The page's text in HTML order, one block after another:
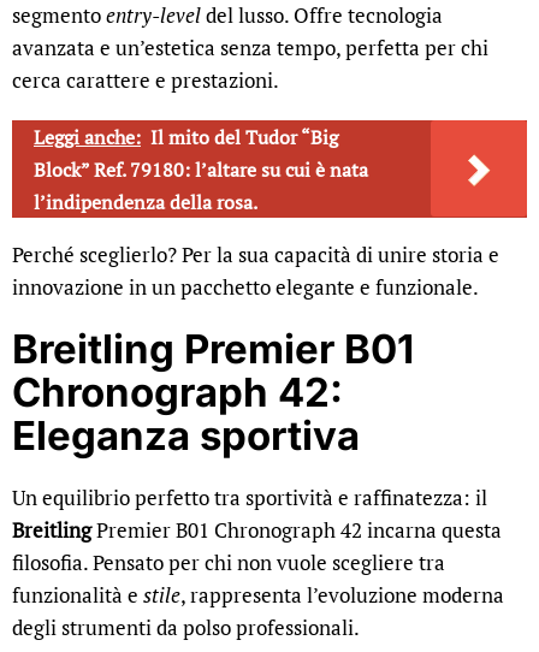
segmentoentry-leveldel lusso. Offre tecnologia
avanzata e un’estetica senza tempo, perfetta per chi
cerca carattere e prestazioni.
Leggi anche: Il mito del Tudor “Big
Block” Ref. 79180: l’altare su cui è nata
l’indipendenza della rosa.
Perché sceglierlo? Per la sua capacità di unire storia e
innovazione in un pacchetto elegante e funzionale.
Breitling Premier B01
Chronograph 42:
Eleganza sportiva
Un equilibrio perfetto tra sportività e raffinatezza: il
BreitlingPremier B01 Chronograph 42 incarna questa
filosofia. Pensato per chi non vuole scegliere tra
funzionalità e stile, rappresenta l’evoluzione moderna
degli strumenti da polso professionali.